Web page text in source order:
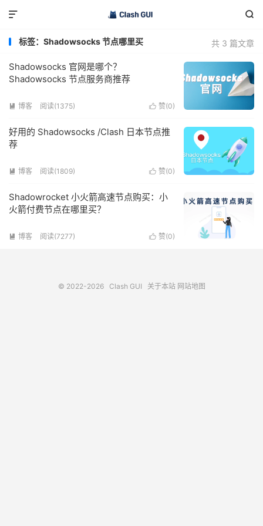


共 3 篇文章
标签：Shadowsocks 节点哪里买
Shadowsocks 官网是哪个？
Shadowsocks 节点服务商推荐
 赞(0)
 博客 阅读(1375)
好用的 Shadowsocks /Clash 日本节点推
荐
 赞(0)
 博客 阅读(1809)
Shadowrocket 小火箭高速节点购买：小
火箭付费节点在哪里买？
 赞(0)
 博客 阅读(7277)
© 2022-2026 Clash GUI 关于本站 网站地图